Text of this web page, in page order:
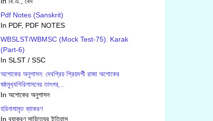
Pdf Notes (Sanskrit)
In PDF, PDF NOTES
WBSLST/WBMSC (Mock Test-75): Karak
(Part-6)
In SLST / SSC
অশোকের অনুশাসন: দেবপ্রিয় প্রিয়দর্শী রাজা অশোকের
ষষ্ঠমুখ‍্যগিরিশাসনের তাৎপর্…
In অশোকের অনুশাসন
হরিনামামৃত ব্যাকরণ
In ব‍্যাকরণ সাহিত‍্যের ইতিহাস